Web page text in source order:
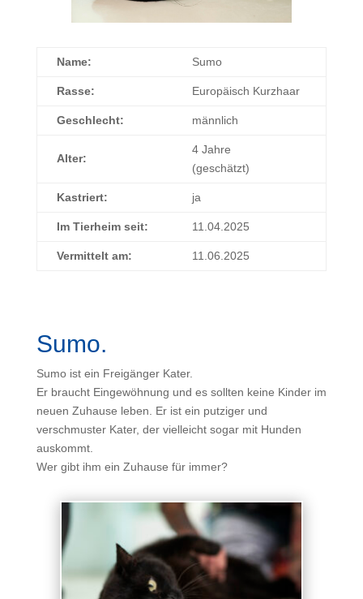
Name: Sumo
Rasse: Europäisch Kurzhaar
Geschlecht: männlich
Alter:
4 Jahre
(geschätzt)
Kastriert: ja
Im Tierheim seit: 11.04.2025
Vermittelt am: 11.06.2025
Sumo.
Sumo ist ein Freigänger Kater.
Er braucht Eingewöhnung und es sollten keine Kinder im
neuen Zuhause leben. Er ist ein putziger und
verschmuster Kater, der vielleicht sogar mit Hunden
auskommt.
Wer gibt ihm ein Zuhause für immer?